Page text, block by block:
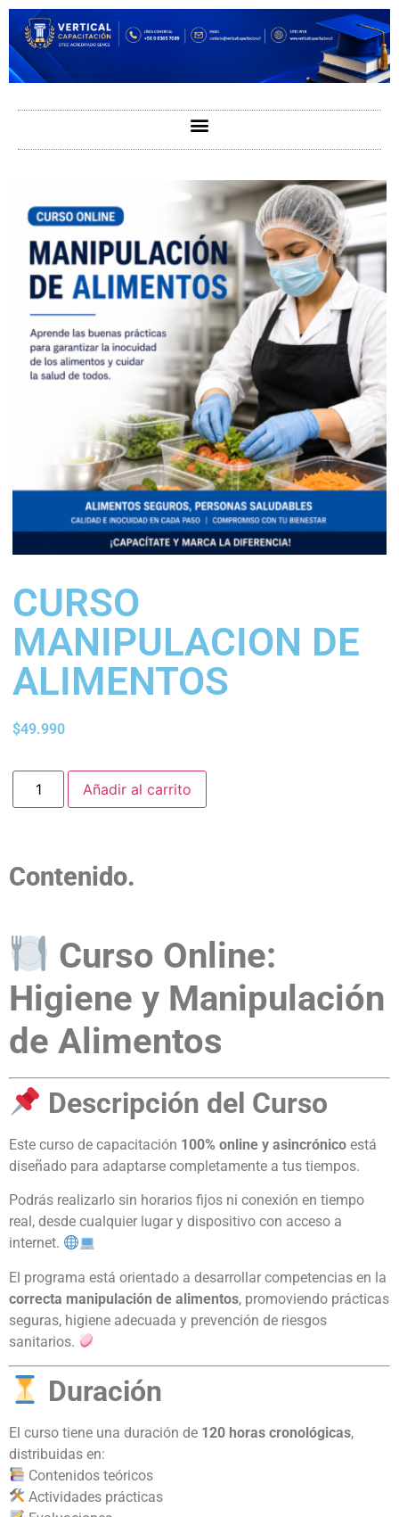
CURSO
MANIPULACION DE
ALIMENTOS
$49.990
Añadir al carrito
Contenido.
Curso Online:
Higiene y Manipulación
de Alimentos
Descripción del Curso
Este curso de capacitación 100% online y asincrónico está
diseñado para adaptarse completamente a tus tiempos.
Podrás realizarlo sin horarios fijos ni conexión en tiempo
real, desde cualquier lugar y dispositivo con acceso a
internet.
El programa está orientado a desarrollar competencias en la
correcta manipulación de alimentos, promoviendo prácticas
seguras, higiene adecuada y prevención de riesgos
sanitarios.
Duración
El curso tiene una duración de 120 horas cronológicas,
distribuidas en:
Contenidos teóricos
Actividades prácticas